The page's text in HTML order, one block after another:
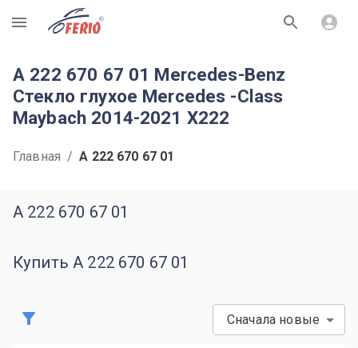
R
A 222 670 67 01 Mercedes-Benz
Стекло глухое Mercedes -Class
Maybach 2014-2021 X222
Главная / A 222 670 67 01
A 222 670 67 01
Купить A 222 670 67 01
Сначала новые